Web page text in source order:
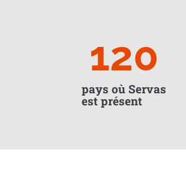
pays où Servas
est présent
120